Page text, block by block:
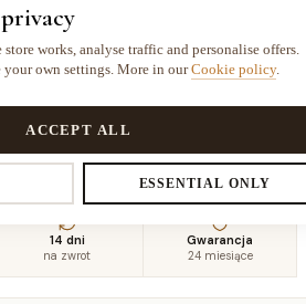
cm
zł 526,50 zł
cm
695,50 zł
240x330
cm
14 dni
na zwrot
Gwarancja
24 miesiące
works, analyse traffic and personalise offers.
your own settings. More in our Cookie policy.
ESSENTIAL ONLY
ACCEPT ALL
collect. Necessary cookies are required for
you enable voluntarily.